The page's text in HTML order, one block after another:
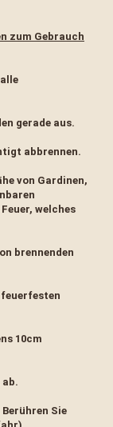
zum Gebrauch
gerade aus.
abbrennen.
von Gardinen,
welches
brennenden
feuerfesten
10cm
Sie